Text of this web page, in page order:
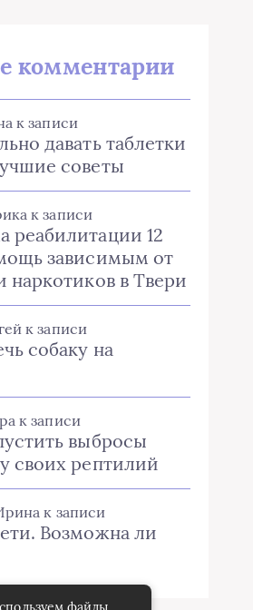
комментарии
к записи
давать таблетки
советы
к записи
реабилитации 12
зависимым от
наркотиков в Твери
к записи
собаку на
к записи
выбросы
своих рептилий
к записи
Возможна ли